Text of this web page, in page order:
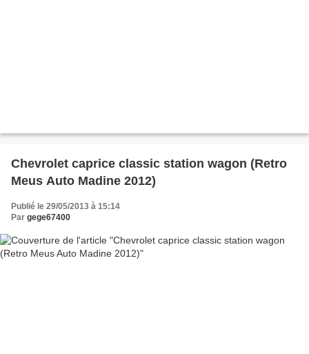
Chevrolet caprice classic station wagon (Retro
Meus Auto Madine 2012)
Publié le 29/05/2013 à 15:14
Par gege67400